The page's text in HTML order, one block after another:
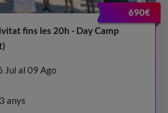
690€
fins les 20h - Day Camp
Jul al 09 Ago
anys